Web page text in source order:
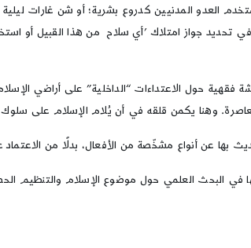
العدو المدنيين كدروع بشرية؛ أو شن غارات
فقهية حول الاعتداءات “الداخلية” على أراضي
وهنا يكمن قلقه في أن يُلام الإسلام على
بها عن أنواع مشخّصة من الأفعال، بدلًا من الاعتماد
البحث العلمي حول موضوع الإسلام والتنظيم